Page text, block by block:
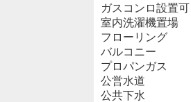
ガスコンロ設置可
室内洗濯機置場
フローリング
バルコニー
プロパンガス
公営水道
公共下水